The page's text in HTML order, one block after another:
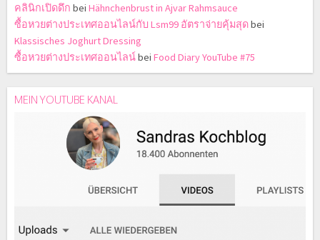
คลินิกเปิดดึก bei Hähnchenbrust in Ajvar Rahmsauce
ซื้อหวยต่างประเทศออนไลน์กับ Lsm99 อัตราจ่ายคุ้มสุดbei
Klassisches Joghurt Dressing
ซื้อหวยต่างประเทศออนไลน์bei Food Diary YouTube #75
MEIN YOUTUBE KANAL